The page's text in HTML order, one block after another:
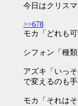
今日はクリス
>>678
モカ「どれも
シフォン「種
アズキ「いっ
で変えるのも手
モカ「それは